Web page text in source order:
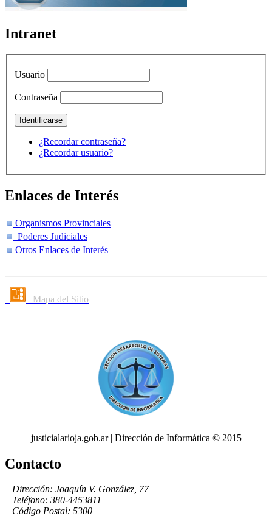
Intranet
Usuario
Contraseña
¿Recordar contraseña?
¿Recordar usuario?
Enlaces de Interés
Organismos Provinciales
Poderes Judiciales
Otros Enlaces de Interés
Mapa del Sitio
justicialarioja.gob.ar | Dirección de Informática © 2015
Contacto
Dirección: Joaquín V. González, 77
Teléfono: 380-4453811
Código Postal: 5300